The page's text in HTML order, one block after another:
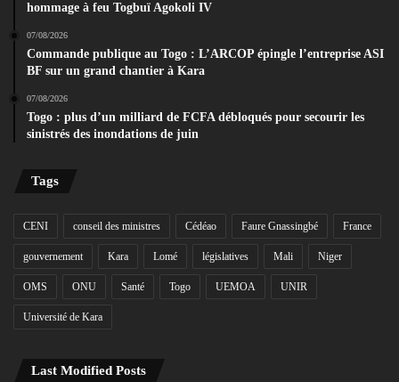
hommage à feu Togbuï Agokoli IV
07/08/2026
Commande publique au Togo : L’ARCOP épingle l’entreprise ASI
BF sur un grand chantier à Kara
07/08/2026
Togo : plus d’un milliard de FCFA débloqués pour secourir les
sinistrés des inondations de juin
Tags
CENI conseil des ministres Cédéao Faure Gnassingbé France
gouvernement Kara Lomé législatives Mali Niger
OMS ONU Santé Togo UEMOA UNIR
Université de Kara
Last Modified Posts